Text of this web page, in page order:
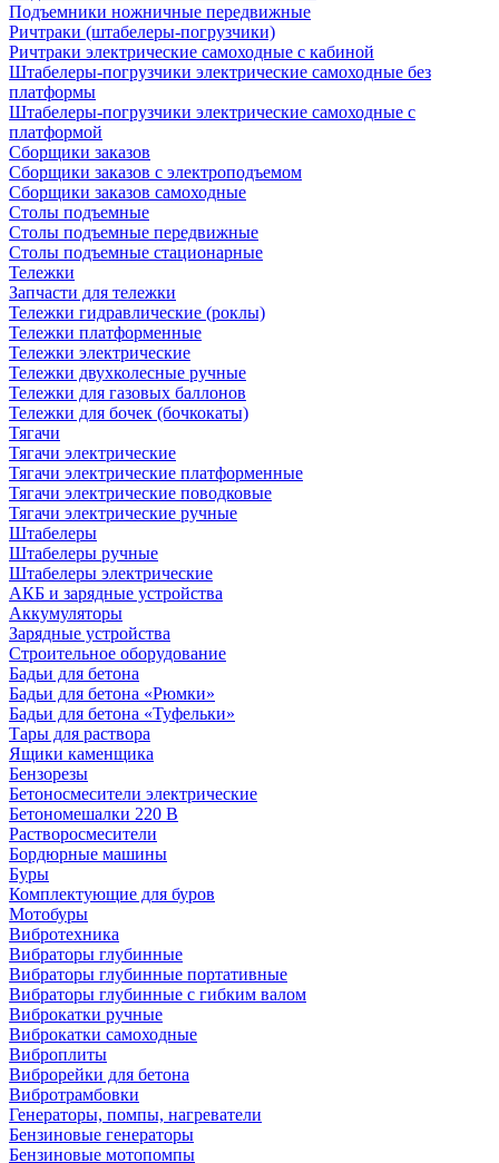
Подъемники ножничные передвижные
Ричтраки (штабелеры-погрузчики)
Ричтраки электрические самоходные с кабиной
Штабелеры-погрузчики электрические самоходные без
платформы
Штабелеры-погрузчики электрические самоходные с
платформой
Сборщики заказов
Сборщики заказов с электроподъемом
Сборщики заказов самоходные
Столы подъемные
Столы подъемные передвижные
Столы подъемные стационарные
Тележки
Запчасти для тележки
Тележки гидравлические (роклы)
Тележки платформенные
Тележки электрические
Тележки двухколесные ручные
Тележки для газовых баллонов
Тележки для бочек (бочкокаты)
Тягачи
Тягачи электрические
Тягачи электрические платформенные
Тягачи электрические поводковые
Тягачи электрические ручные
Штабелеры
Штабелеры ручные
Штабелеры электрические
АКБ и зарядные устройства
Аккумуляторы
Зарядные устройства
Строительное оборудование
Бадьи для бетона
Бадьи для бетона «Рюмки»
Бадьи для бетона «Туфельки»
Тары для раствора
Ящики каменщика
Бензорезы
Бетоносмесители электрические
Бетономешалки 220 В
Растворосмесители
Бордюрные машины
Буры
Комплектующие для буров
Мотобуры
Вибротехника
Вибраторы глубинные
Вибраторы глубинные портативные
Вибраторы глубинные с гибким валом
Виброкатки ручные
Виброкатки самоходные
Виброплиты
Виброрейки для бетона
Вибротрамбовки
Генераторы, помпы, нагреватели
Бензиновые генераторы
Бензиновые мотопомпы